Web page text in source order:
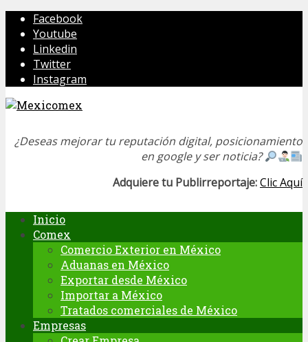
Facebook
Youtube
Linkedin
Twitter
Instagram
¿Deseas mejorar tu reputación digital, posicionamiento
en google y ser noticia?
Adquiere tu Publirreportaje:Clic Aquí
Inicio
Comex
Comercio Exterior en México
Aduanas en México
Exportar desde México
Importar a México
Tratados comerciales de México
Empresas